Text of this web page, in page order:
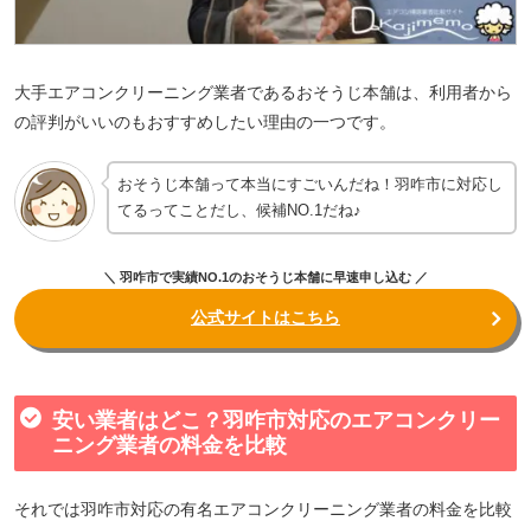
大手エアコンクリーニング業者であるおそうじ本舗は、利用者から
の評判がいいのもおすすめしたい理由の一つです。
おそうじ本舗って本当にすごいんだね！羽咋市に対応し
てるってことだし、候補NO.1だね♪
＼ 羽咋市で実績NO.1のおそうじ本舗に早速申し込む ／
公式サイトはこちら
安い業者はどこ？羽咋市対応のエアコンクリー
ニング業者の料金を比較
それでは羽咋市対応の有名エアコンクリーニング業者の料金を比較